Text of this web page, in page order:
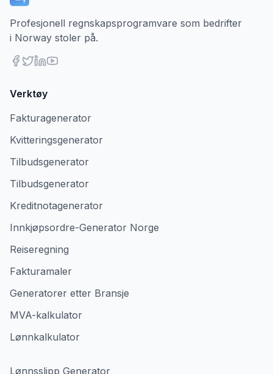
Profesjonell regnskapsprogramvare som bedrifter
i Norway stoler på.
Verktøy
Fakturagenerator
Kvitteringsgenerator
Tilbudsgenerator
Tilbudsgenerator
Kreditnotagenerator
Innkjøpsordre-Generator Norge
Reiseregning
Fakturamaler
Generatorer etter Bransje
MVA-kalkulator
Lønnkalkulator
Lønnsslipp Generator